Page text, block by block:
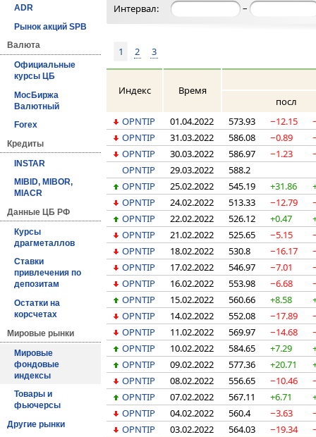
ADR
Рынок акций SPB
Валюта
Официальные
курсы ЦБ
МосБиржа
Валютный
Forex
Кредиты
INSTAR
MIBID, MIBOR,
MIACR
Данные ЦБ РФ
Курсы
драгметаллов
Ставки
привлечения по
депозитам
Остатки на
корсчетах
Мировые рынки
Мировые
фондовые
индексы
Товары и
фьючерсы
Другие рынки
Интервал: –
1 2 3
Индекс
Время
посл
OPNTIP
01.04.2022 573.93 −12.15
OPNTIP
31.03.2022 586.08 −0.89
OPNTIP
30.03.2022 586.97 −1.23
OPNTIP
29.03.2022
588.2
OPNTIP
25.02.2022 545.19 +31.86
OPNTIP
24.02.2022 513.33 −12.79
OPNTIP
22.02.2022 526.12 +0.47
OPNTIP
21.02.2022 525.65 −5.15
OPNTIP
18.02.2022 530.8 −16.17
OPNTIP
17.02.2022 546.97 −7.01
OPNTIP
16.02.2022 553.98 −6.68
OPNTIP
15.02.2022 560.66 +8.58
OPNTIP
14.02.2022 552.08 −17.89
OPNTIP
11.02.2022 569.97 −14.68
OPNTIP
10.02.2022 584.65 +7.29
OPNTIP
09.02.2022 577.36 +20.71
OPNTIP
08.02.2022 556.65 −10.46
OPNTIP
07.02.2022 567.11 +6.71
OPNTIP
04.02.2022 560.4 −3.63
OPNTIP
03.02.2022 564.03 −19.34